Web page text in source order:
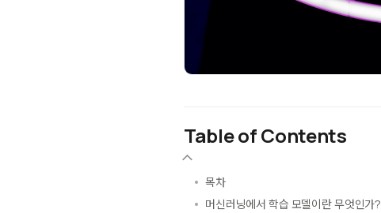
Table of Contents
목차
머신러닝에서 학습 모델이란 무엇인가?